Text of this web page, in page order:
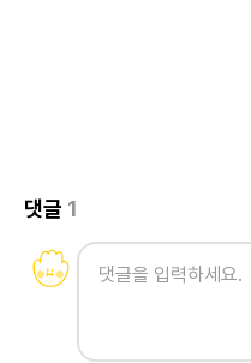
댓글 1